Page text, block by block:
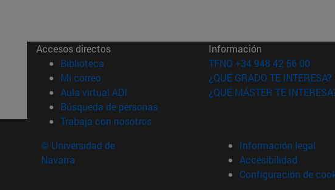
Accesos directos
Biblioteca (abre en nueva ventana)
Mi correo(abre en nueva ventana)
Aula virtual ADI (abre en nueva ventana)
Búsqueda de personas(abre en nueva ventana)
Trabaja con nosotros(abre en nueva ventana)
Información
TFNO +34 948 42 56 00
¿QUÉ GRADO TE INTERESA?
¿QUÉ MÁSTER TE
© Universidad de
Navarra
Información legal
Accesibilidad
Configuración de